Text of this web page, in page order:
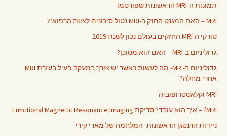
תמונות ה-MRI הראשונות שפורסמו
MRI – האם המגנט החזק ב-MRI נטול סיכונים לצוות הרפואי?
סורקי ה-MRI החזקים בעולם נכון לשנת 2019
גדוליניום ב-MRI – האם הוא מסוכן?
גדוליניום ב-MRI- מה לעשות כאשר יש צורך במעקב פעיל בעזרת MRI
אחרי מחלה?
MRI וקלאסטרופוביה
fMRI – איך הוא עובד? סריקת Functional Magnetic Resonance Imaging
ניידות הרנטגן הראשונות- המלחמה של מארי קירי